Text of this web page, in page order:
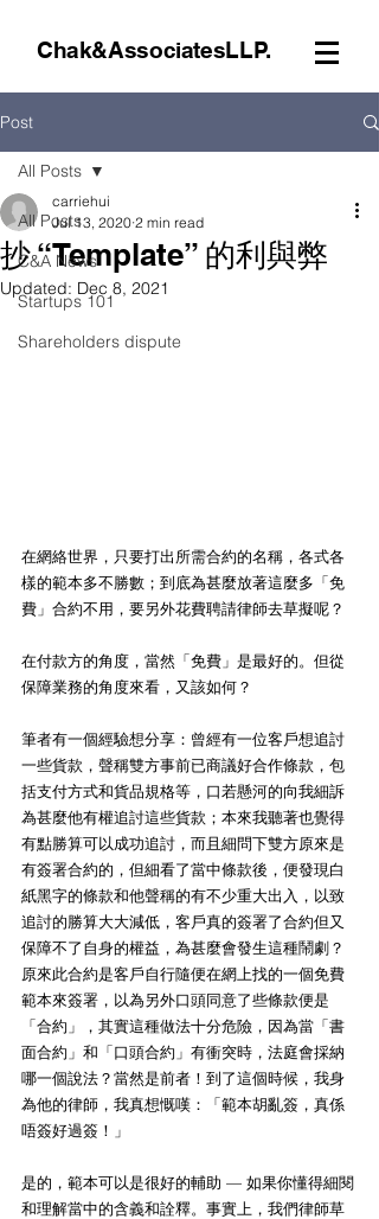
Chak&AssociatesLLP.
Post
All Posts
C&A News
Startups 101
Shareholders dispute
All Posts
抄 “Template” 的利與弊
carriehui
Jul 13, 2020 2 min read
Updated: Dec 8, 2021
在網絡世界，只要打出所需合約的名稱，各式各
樣的範本多不勝數；到底為甚麼放著這麼多「免
費」合約不用，要另外花費聘請律師去草擬呢？
在付款方的角度，當然「免費」是最好的。但從
保障業務的角度來看，又該如何？
筆者有一個經驗想分享：曾經有一位客戶想追討
一些貨款，聲稱雙方事前已商議好合作條款，包
括支付方式和貨品規格等，口若懸河的向我細訴
為甚麼他有權追討這些貨款；本來我聽著也覺得
有點勝算可以成功追討，而且細問下雙方原來是
有簽署合約的，但細看了當中條款後，便發現白
紙黑字的條款和他聲稱的有不少重大出入，以致
追討的勝算大大減低，客戶真的簽署了合約但又
保障不了自身的權益，為甚麼會發生這種鬧劇？
原來此合約是客戶自行隨便在網上找的一個免費
範本來簽署，以為另外口頭同意了些條款便是
「合約」，其實這種做法十分危險，因為當「書
面合約」和「口頭合約」有衝突時，法庭會採納
哪一個說法？當然是前者！到了這個時候，我身
為他的律師，我真想慨嘆：「範本胡亂簽，真係
唔簽好過簽！」
是的，範本可以是很好的輔助 — 如果你懂得細閱
和理解當中的含義和詮釋。事實上，我們律師草